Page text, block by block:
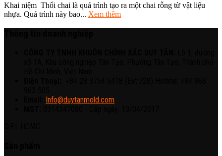
Khai niệm Thổi chai là quá trình tạo ra một chai rỗng từ vật liệu
nhựa. Quá trình này bao... Xem thêm
Info@duytanmold.com